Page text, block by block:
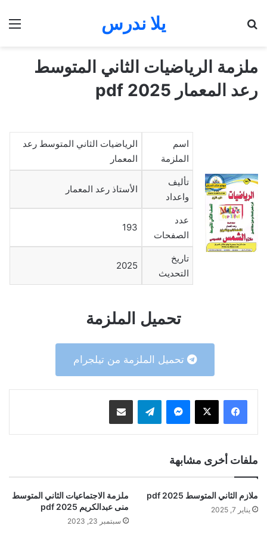
يلا ندرس
ملزمة الرياضيات الثاني المتوسط
رعد المعمار 2025 pdf
اسم
الملزمة
الرياضيات الثاني المتوسط رعد
المعمار
تأليف
واعداد
الأستاذ رعد المعمار
عدد
الصفحات
193
تاريخ
التحديث
2025
تحميل الملزمة
تحميل الملزمة من تيلجرام
ماسنجر تيلقرام مشاركة عبر البريد
ملفات أخرى مشابهة
ملازم الثاني المتوسط 2025 pdf
يناير 7, 2025
ملزمة الاجتماعيات الثاني المتوسط
منى عبدالكريم 2025 pdf
سبتمبر 23, 2023